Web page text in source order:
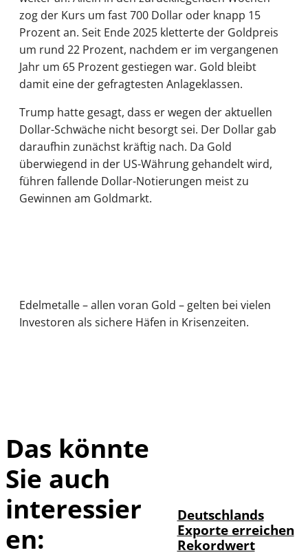
zog der Kurs um fast 700 Dollar oder knapp 15
Prozent an. Seit Ende 2025 kletterte der Goldpreis
um rund 22 Prozent, nachdem er im vergangenen
Jahr um 65 Prozent gestiegen war. Gold bleibt
damit eine der gefragtesten Anlageklassen.
Trump hatte gesagt, dass er wegen der aktuellen
Dollar-Schwäche nicht besorgt sei. Der Dollar gab
daraufhin zunächst kräftig nach. Da Gold
überwiegend in der US-Währung gehandelt wird,
führen fallende Dollar-Notierungen meist zu
Gewinnen am Goldmarkt.
Edelmetalle – allen voran Gold – gelten bei vielen
Investoren als sichere Häfen in Krisenzeiten.
Das könnte
Sie auch
interessier
en:
Deutschlands
Exporte erreichen
Rekordwert